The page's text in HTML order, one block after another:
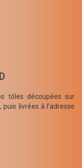
tôles découpées sur
livrées à l’adresse